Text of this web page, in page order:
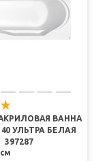
АКРИЛОВАЯ ВАННА
УЛЬТРА БЕЛАЯ
397287